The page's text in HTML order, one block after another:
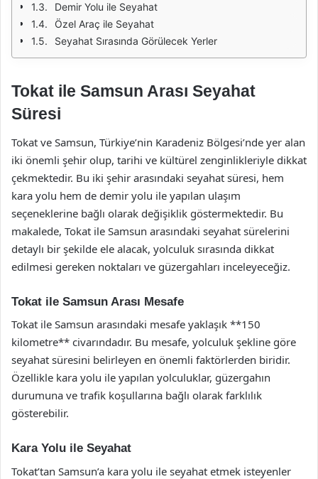
Demir Yolu ile Seyahat
Özel Araç ile Seyahat
Seyahat Sırasında Görülecek Yerler
Tokat ile Samsun Arası Seyahat
Süresi
Tokat ve Samsun, Türkiye’nin Karadeniz Bölgesi’nde yer alan
iki önemli şehir olup, tarihi ve kültürel zenginlikleriyle dikkat
çekmektedir. Bu iki şehir arasındaki seyahat süresi, hem
kara yolu hem de demir yolu ile yapılan ulaşım
seçeneklerine bağlı olarak değişiklik göstermektedir. Bu
makalede, Tokat ile Samsun arasındaki seyahat sürelerini
detaylı bir şekilde ele alacak, yolculuk sırasında dikkat
edilmesi gereken noktaları ve güzergahları inceleyeceğiz.
Tokat ile Samsun Arası Mesafe
Tokat ile Samsun arasındaki mesafe yaklaşık **150
kilometre** civarındadır. Bu mesafe, yolculuk şekline göre
seyahat süresini belirleyen en önemli faktörlerden biridir.
Özellikle kara yolu ile yapılan yolculuklar, güzergahın
durumuna ve trafik koşullarına bağlı olarak farklılık
gösterebilir.
Kara Yolu ile Seyahat
Tokat’tan Samsun’a kara yolu ile seyahat etmek isteyenler